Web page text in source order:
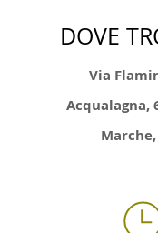
DOVE
Via
Acqualagna,